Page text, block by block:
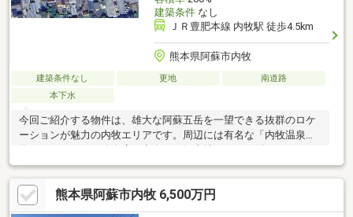
建築条件なし
ＪＲ豊肥本線 内牧駅 徒歩4.5km
熊本県阿蘇市内牧
建築条件なし 更地
南道路
本下水
今回ご紹介する物件は、雄大な阿蘇五岳を一望できる抜群のロケ
ーションが魅力の内牧エリアです。周辺には有名な「内牧温泉
街」やこだわりの飲食店が点在し、観光地としての活気がありな
がらも、スーパーや医療機関が近くに揃う生活利便性の高さも兼
ね備えています。阿蘇の豊かな自然と利便性が調和したこの土地
で、新しい一歩を踏み出してみませんか？少しでもご興味がござ
いましたら、詳細や現地のご案内など、当社までお気軽にお問い
熊本県阿蘇市内牧 6,500万円